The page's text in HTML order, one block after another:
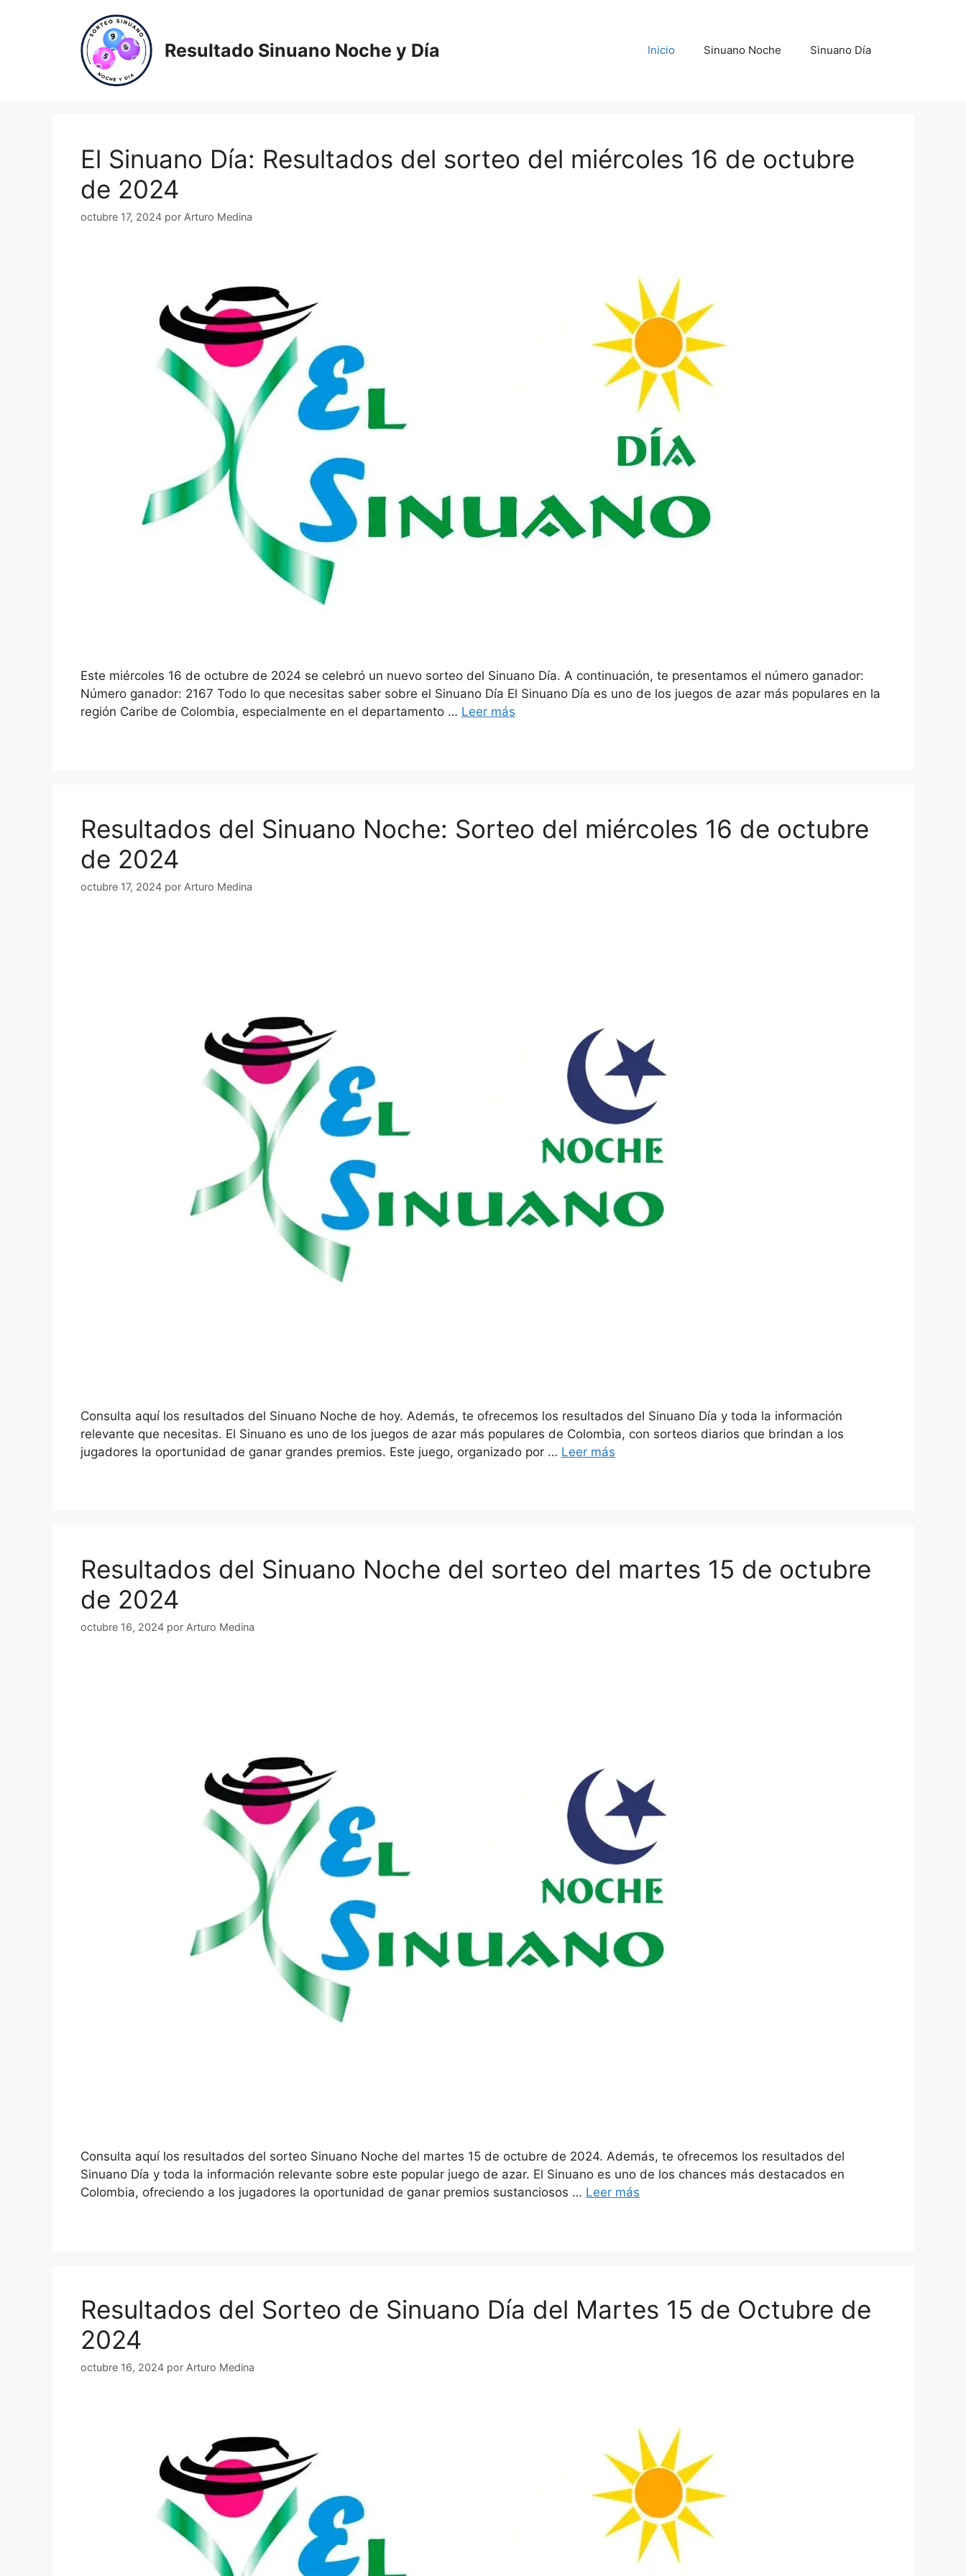
Resultado Sinuano Noche y Día Inicio Sinuano Noche Sinuano Día
El Sinuano Día: Resultados del sorteo del miércoles 16 de octubre
de 2024
octubre 17, 2024 por Arturo Medina
Este miércoles 16 de octubre de 2024 se celebró un nuevo sorteo del Sinuano Día. A continuación, te presentamos el número ganador:
Número ganador: 2167 Todo lo que necesitas saber sobre el Sinuano Día El Sinuano Día es uno de los juegos de azar más populares en la
región Caribe de Colombia, especialmente en el departamento … Leer más
Resultados del Sinuano Noche: Sorteo del miércoles 16 de octubre
de 2024
octubre 17, 2024 por Arturo Medina
Consulta aquí los resultados del Sinuano Noche de hoy. Además, te ofrecemos los resultados del Sinuano Día y toda la información
relevante que necesitas. El Sinuano es uno de los juegos de azar más populares de Colombia, con sorteos diarios que brindan a los
jugadores la oportunidad de ganar grandes premios. Este juego, organizado por … Leer más
Resultados del Sinuano Noche del sorteo del martes 15 de octubre
de 2024
octubre 16, 2024 por Arturo Medina
Consulta aquí los resultados del sorteo Sinuano Noche del martes 15 de octubre de 2024. Además, te ofrecemos los resultados del
Sinuano Día y toda la información relevante sobre este popular juego de azar. El Sinuano es uno de los chances más destacados en
Colombia, ofreciendo a los jugadores la oportunidad de ganar premios sustanciosos … Leer más
Resultados del Sorteo de Sinuano Día del Martes 15 de Octubre de
2024
octubre 16, 2024 por Arturo Medina